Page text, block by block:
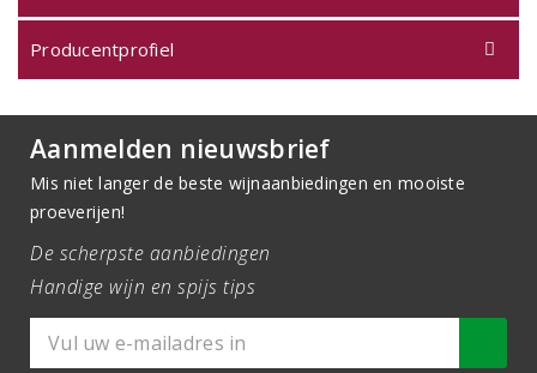
Producentprofiel
Aanmelden nieuwsbrief
Mis niet langer de beste wijnaanbiedingen en mooiste
proeverijen!
De scherpste aanbiedingen
Handige wijn en spijs tips